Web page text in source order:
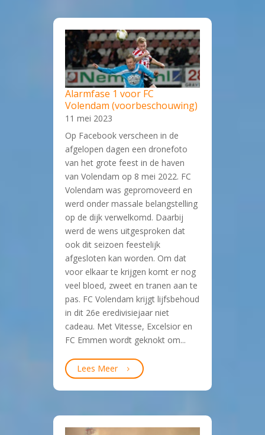
Alarmfase 1 voor FC
Volendam (voorbeschouwing)
11 mei 2023
Op Facebook verscheen in de
afgelopen dagen een dronefoto
van het grote feest in de haven
van Volendam op 8 mei 2022. FC
Volendam was gepromoveerd en
werd onder massale belangstelling
op de dijk verwelkomd. Daarbij
werd de wens uitgesproken dat
ook dit seizoen feestelijk
afgesloten kan worden. Om dat
voor elkaar te krijgen komt er nog
veel bloed, zweet en tranen aan te
pas. FC Volendam krijgt lijfsbehoud
in dit 26e eredivisiejaar niet
cadeau. Met Vitesse, Excelsior en
FC Emmen wordt geknokt om...
Lees Meer